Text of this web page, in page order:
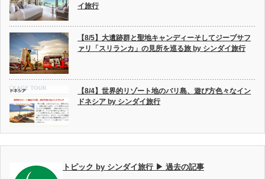
イ旅行
【8/5】大遺跡群と聖地キャンディーそしてジープサフ
ァリ「スリランカ」の見所を巡る旅 by シンダイ旅行
【8/4】世界的リゾート地のバリ島、遊び方色々なイン
ドネシア by シンダイ旅行
トピック by シンダイ旅行 ▶ 過去の記事